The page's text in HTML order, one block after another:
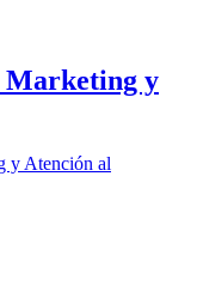
Marketing y
y Atención al